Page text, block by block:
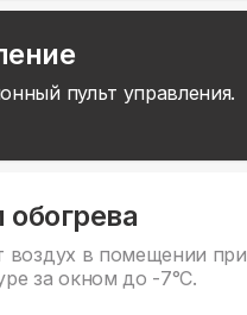
пульт управления.
воздух в помещении при
за окном до -7°С.